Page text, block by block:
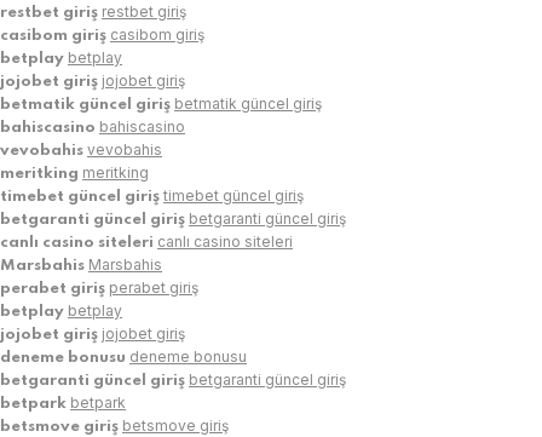
restbet giriş restbet giriş
casibom giriş casibom giriş
betplay betplay
jojobet giriş jojobet giriş
betmatik güncel giriş betmatik güncel giriş
bahiscasino bahiscasino
vevobahis vevobahis
meritking meritking
timebet güncel giriş timebet güncel giriş
betgaranti güncel giriş betgaranti güncel giriş
canlı casino siteleri canlı casino siteleri
Marsbahis Marsbahis
perabet giriş perabet giriş
betplay betplay
jojobet giriş jojobet giriş
deneme bonusu deneme bonusu
betgaranti güncel giriş betgaranti güncel giriş
betpark betpark
betsmove giriş betsmove giriş